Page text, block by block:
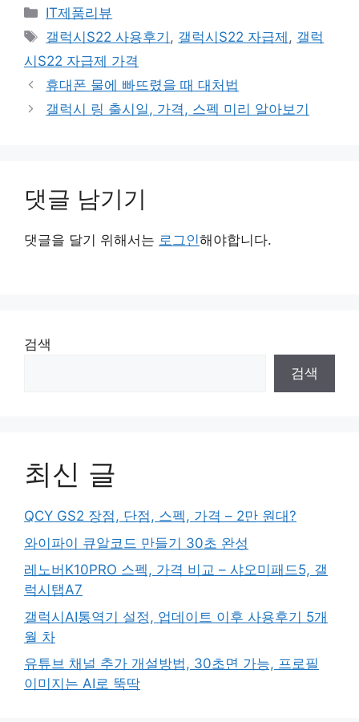
카
테
리
IT제품리뷰
태
그
갤럭시S22 사용후기 , 갤럭시S22 자급제 , 갤럭
시S22 자급제 가격
휴대폰 물에 빠뜨렸을 때 대처법
갤럭시 링 출시일, 가격, 스펙 미리 알아보기
댓글 남기기
댓글을 달기 위해서는 로그인해야합니다.
검색
검색
최신 글
QCY GS2 장점, 단점, 스펙, 가격 – 2만 원대?
와이파이 큐알코드 만들기 30초 완성
레노버K10PRO 스펙, 가격 비교 – 샤오미패드5, 갤
럭시탭A7
갤럭시AI통역기 설정, 업데이트 이후 사용후기 5개
월 차
유튜브 채널 추가 개설방법, 30초면 가능, 프로필
이미지는 AI로 뚝딱